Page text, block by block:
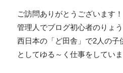
ご訪問ありがとうございます！
管理人でブログ初心者のりょう
西日本の「ど田舎」で2人の子
としてゆる～く仕事をしていま